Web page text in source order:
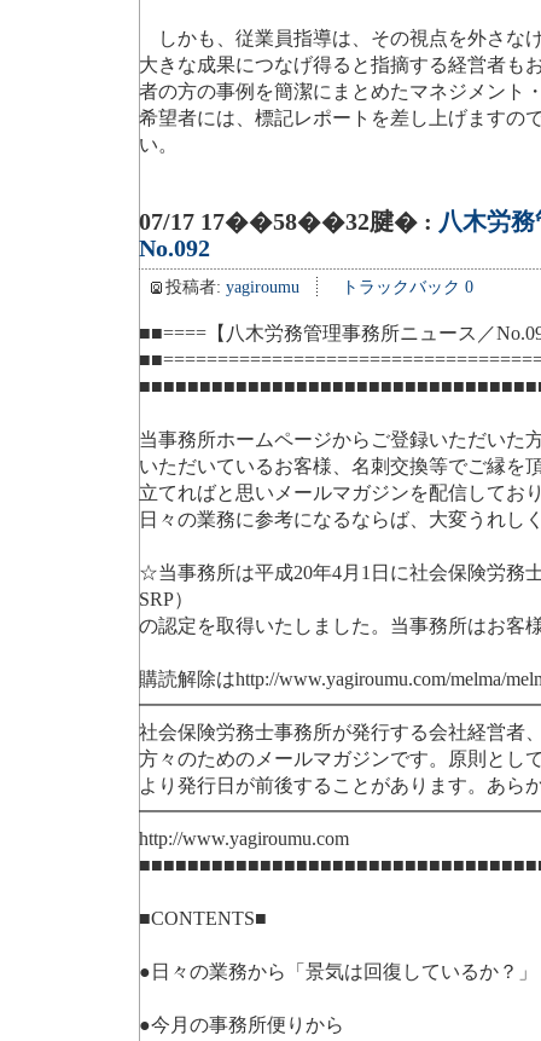
しかも、従業員指導は、その視点を外さな
大きな成果につなげ得ると指摘する経営者も
者の方の事例を簡潔にまとめたマネジメント
希望者には、標記レポートを差し上げますの
い。
07/17 17��58��32腱� : 八木労
No.092
投稿者: yagiroumu トラックバック 0
■■====【八木労務管理事務所ニュース／
当事務所ホームページからご登録いただいた
いただいているお客様、名刺交換等でご縁を
立てればと思いメールマガジンを配信してお
日々の業務に参考になるならば、大変うれし
☆当事務所は平成20年4月1日に社会保険労務
SRP）
の認定を取得いたしました。当事務所はお客
購読解除はhttp://www.yagiroumu.com/melma/
社会保険労務士事務所が発行する会社経営者
方々のためのメールマガジンです。原則とし
より発行日が前後することがあります。あら
http://www.yagiroumu.com
■CONTENTS■
●日々の業務から「景気は回復しているか？」
●今月の事務所便りから